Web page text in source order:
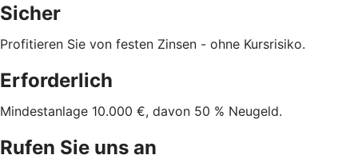
Sicher
Profitieren Sie von festen Zinsen - ohne Kursrisiko.
Erforderlich
Mindestanlage 10.000 €, davon 50 % Neugeld.
Rufen Sie uns an